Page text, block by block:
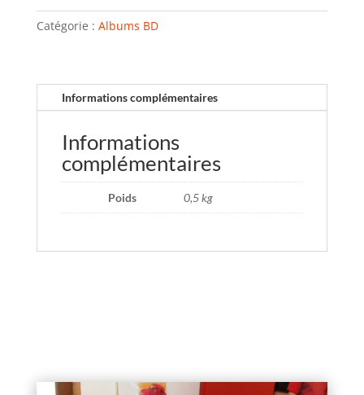
Catégorie : Albums BD
Informations complémentaires
Informations
complémentaires
Poids 0,5 kg